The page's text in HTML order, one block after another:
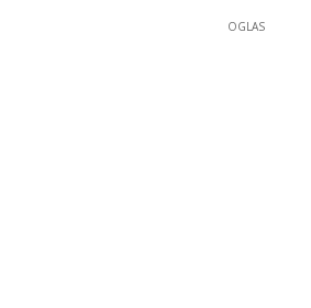
OGLAS